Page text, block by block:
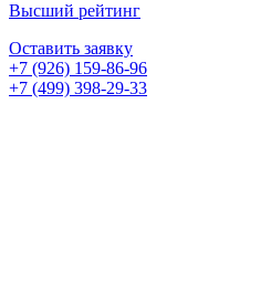
Высший рейтинг
Оставить заявку
+7 (926) 159-86-96
+7 (499) 398-29-33